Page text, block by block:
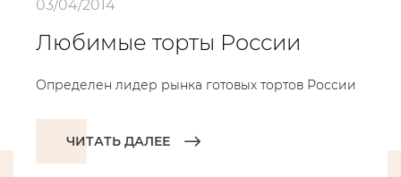
03/04/2014
Любимые торты России
Определен лидер рынка готовых тортов России
ЧИТАТЬ ДАЛЕЕ